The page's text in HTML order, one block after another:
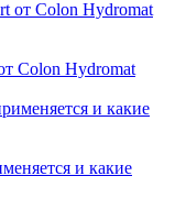
Colon Hydromat
и какие